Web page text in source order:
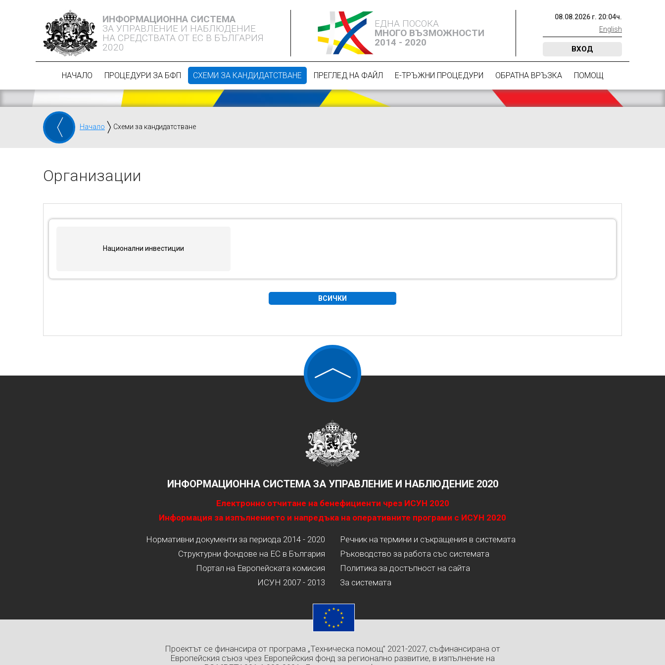
ИНФОРМАЦИОННА СИСТЕМА
ЗА УПРАВЛЕНИЕ И НАБЛЮДЕНИЕ
НА СРЕДСТВАТА ОТ ЕС В БЪЛГАРИЯ
2020
ЕДНА ПОСОКА
МНОГО ВЪЗМОЖНОСТИ
2014 - 2020
08.08.2026 г. 20:04ч.
English
ВХОД
НАЧАЛО ПРОЦЕДУРИ ЗА БФП СХЕМИ ЗА КАНДИДАТСТВАНЕ ПРЕГЛЕД НА ФАЙЛ Е-ТРЪЖНИ ПРОЦЕДУРИ ОБРАТНА ВРЪЗКА ПОМОЩ
Начало Схеми за кандидатстване
Организации
Национални инвестиции
ВСИЧКИ
ИНФОРМАЦИОННА СИСТЕМА ЗА УПРАВЛЕНИЕ И НАБЛЮДЕНИЕ 2020
Електронно отчитане на бенефициенти чрез ИСУН 2020
Информация за изпълнението и напредъка на оперативните програми с ИСУН 2020
Нормативни документи за периода 2014 - 2020
Структурни фондове на ЕС в България
Портал на Европейската комисия
ИСУН 2007 - 2013
Речник на термини и съкращения в системата
Ръководство за работа със системата
Политика за достъпност на сайта
За системата
Проектът се финансира от програма „Техническа помощ” 2021-2027, съфинансирана от
Европейския съюз чрез Европейския фонд за регионално развитие, в изпълнение на